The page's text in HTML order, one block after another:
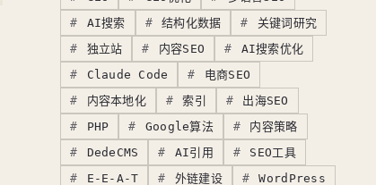
AI搜索
结构化数据
关键词研究
独立站
内容SEO
AI搜索优化
Claude Code
电商SEO
内容本地化
索引
出海SEO
PHP
Google算法
内容策略
DedeCMS
AI引用
SEO工具
E-E-A-T
外链建设
WordPress